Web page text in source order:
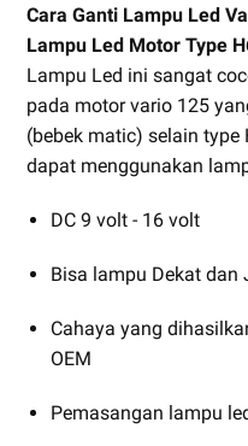
Cara Ganti Lampu Led
Lampu Led Motor Type
Lampu Led ini sangat
pada motor vario 125
(bebek matic) selain type
dapat menggunakan
DC 9 volt - 16 volt
Bisa lampu Dekat dan
Cahaya yang
OEM
Pemasangan lampu